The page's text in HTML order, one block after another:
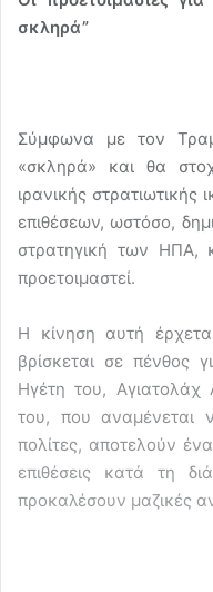
σκληρά”
Σύμφωνα με τον
«σκληρά» και θα
ιρανικής
επιθέσεων, ωστόσο,
στρατηγική των ΗΠΑ,
προετοιμαστεί.
Η κίνηση αυτή
βρίσκεται σε πένθος
Ηγέτη του, Αγιατολάχ
του, που αναμένεται
πολίτες, αποτελούν
επιθέσεις κατά τη
προκαλέσουν μαζικές